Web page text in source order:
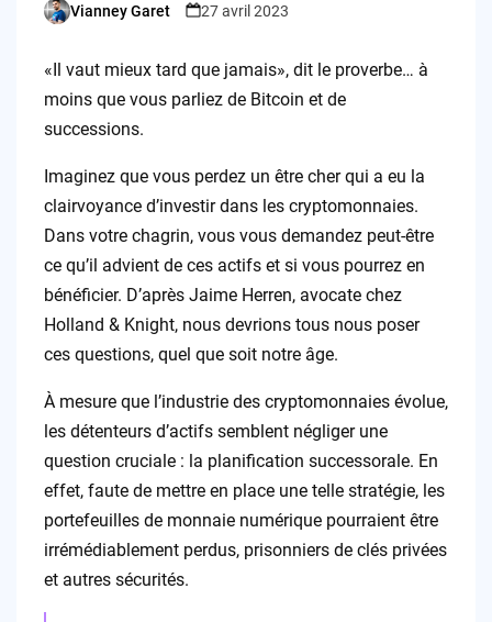
Posted
Vianney Garet 27 avril 2023
«Il vaut mieux tard que jamais», dit le proverbe… à
moins que vous parliez de Bitcoin et de
successions.
Imaginez que vous perdez un être cher qui a eu la
clairvoyance d’investir dans les cryptomonnaies.
Dans votre chagrin, vous vous demandez peut-être
ce qu’il advient de ces actifs et si vous pourrez en
bénéficier. D’après Jaime Herren, avocate chez
Holland & Knight, nous devrions tous nous poser
ces questions, quel que soit notre âge.
À mesure que l’industrie des cryptomonnaies évolue,
les détenteurs d’actifs semblent négliger une
question cruciale : la planification successorale. En
effet, faute de mettre en place une telle stratégie, les
portefeuilles de monnaie numérique pourraient être
irrémédiablement perdus, prisonniers de clés privées
et autres sécurités.